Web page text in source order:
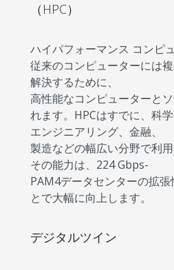
（HPC）
ハイパフォーマンス コンピ
従来のコンピューターには
解決するために、
高性能なコンピューターと
れます。HPCはすでに、科学
エンジニアリング、金融、
製造などの幅広い分野で利用
その能力は、224 Gbps-
PAM4データセンターの拡
とで大幅に向上します。
デジタルツイン